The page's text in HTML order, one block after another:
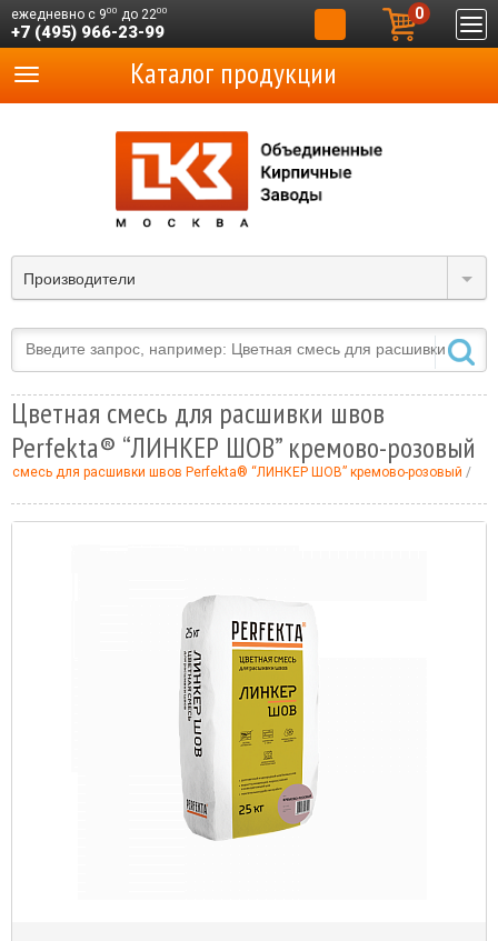
ежедневно с 900 до 2200
+7 (495) 966-23-99
0
Производители
Каталог продукции
Цветная смесь для расшивки швов
Perfekta® “ЛИНКЕР ШОВ” кремово-розовый
смесь для расшивки швов Perfekta® “ЛИНКЕР ШОВ” кремово-розовый